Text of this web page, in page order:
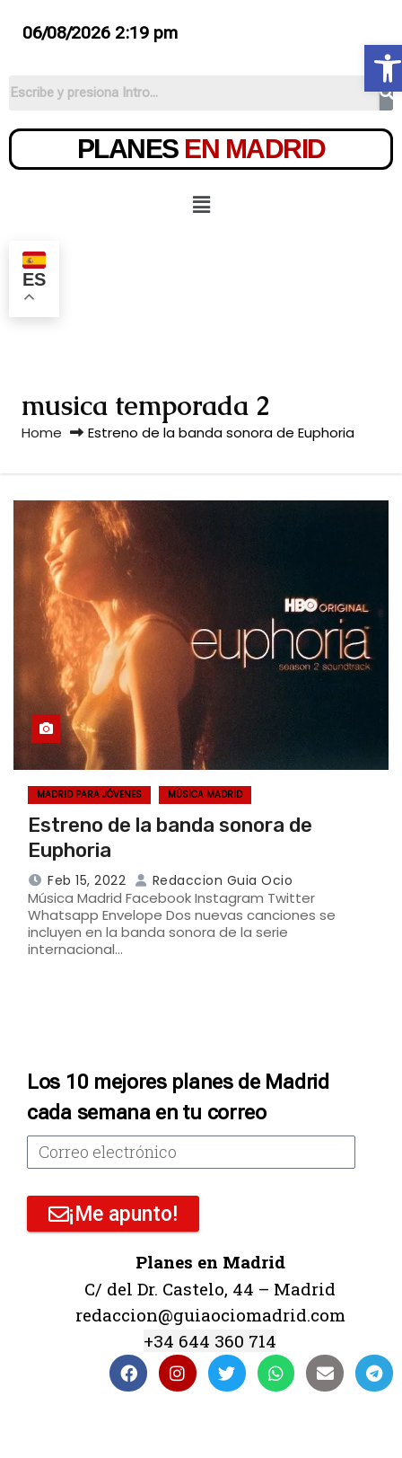
06/08/2026 2:19 pm
PLANES EN MADRID
ES
musica temporada 2
Home Estreno de la banda sonora de Euphoria
MADRID PARA JÓVENES MÚSICA MADRID
Estreno de la banda sonora de
Euphoria
Feb 15, 2022 Redaccion Guia Ocio
Música Madrid Facebook Instagram Twitter
Whatsapp Envelope Dos nuevas canciones se
incluyen en la banda sonora de la serie
internacional…
Los 10 mejores planes de Madrid
cada semana en tu correo
¡Me apunto!
Planes en Madrid
C/ del Dr. Castelo, 44 – Madrid
redaccion@guiaociomadrid.com
+34 644 360 714